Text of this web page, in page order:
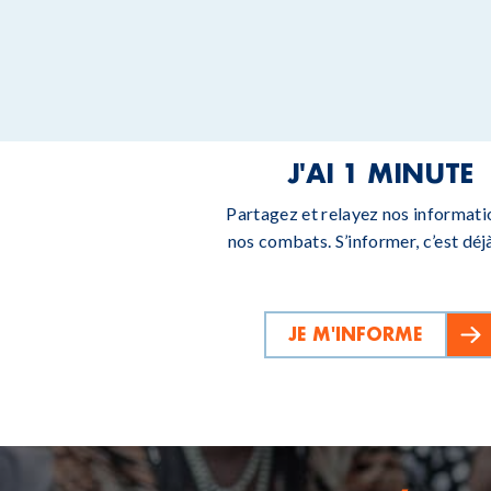
J'AI 1 MINUTE
Partagez et relayez nos
nos combats. S’informer, c’est
JE M'INFORME